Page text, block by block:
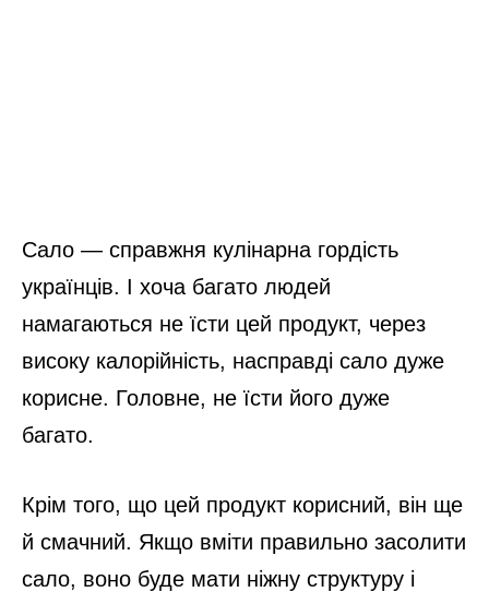
Сало — справжня кулінарна гордість
українців. І хоча багато людей
намагаються не їсти цей продукт, через
високу калорійність, насправді сало дуже
корисне. Головне, не їсти його дуже
багато.
Крім того, що цей продукт корисний, він ще
й смачний. Якщо вміти правильно засолити
сало, воно буде мати ніжну структуру і